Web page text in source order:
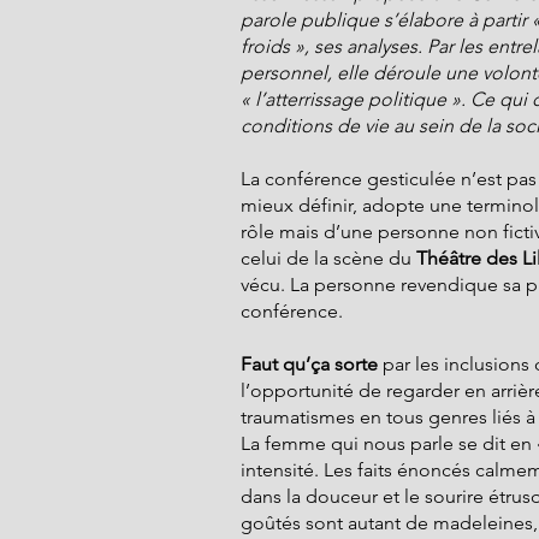
parole publique s’élabore à partir
froids », ses analyses. Par les
personnel, elle déroule une
« l’atterrissage politique ». Ce
conditions de vie au sein de la
La conférence gesticulée n’est
mieux définir, adopte une
rôle mais d’une personne non
celui de la scène du Théâtre des
vécu. La personne revendique
conférence.
Faut qu’ça sorte par les inclusions
l’opportunité de regarder en
traumatismes en tous genres liés
La femme qui nous parle se dit en
intensité. Les faits énoncés
dans la douceur et le sourire
goûtés sont autant de